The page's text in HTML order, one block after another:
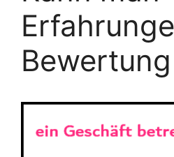
Bewertung